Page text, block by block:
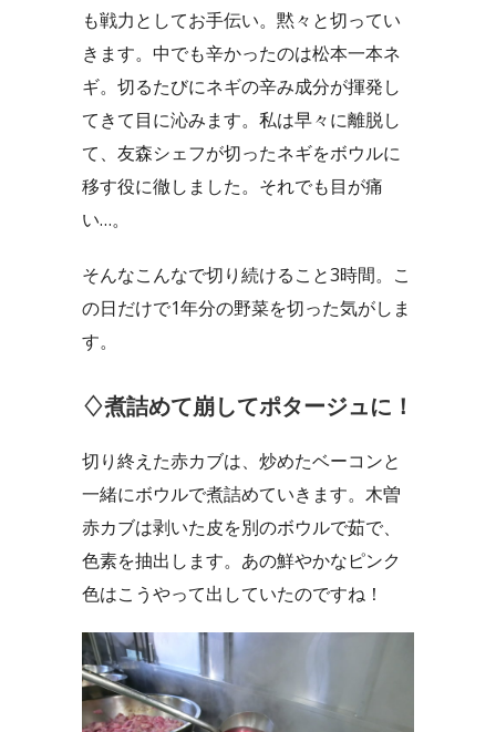
も戦力としてお手伝い。黙々と切ってい
きます。中でも辛かったのは松本一本ネ
ギ。切るたびにネギの辛み成分が揮発し
てきて目に沁みます。私は早々に離脱し
て、友森シェフが切ったネギをボウルに
移す役に徹しました。それでも目が痛
い…。
そんなこんなで切り続けること3時間。こ
の日だけで1年分の野菜を切った気がしま
す。
♢煮詰めて崩してポタージュに！
切り終えた赤カブは、炒めたベーコンと
一緒にボウルで煮詰めていきます。木曽
赤カブは剥いた皮を別のボウルで茹で、
色素を抽出します。あの鮮やかなピンク
色はこうやって出していたのですね！